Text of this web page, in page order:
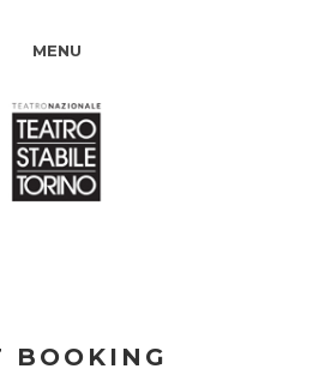
MENU
BOOKING